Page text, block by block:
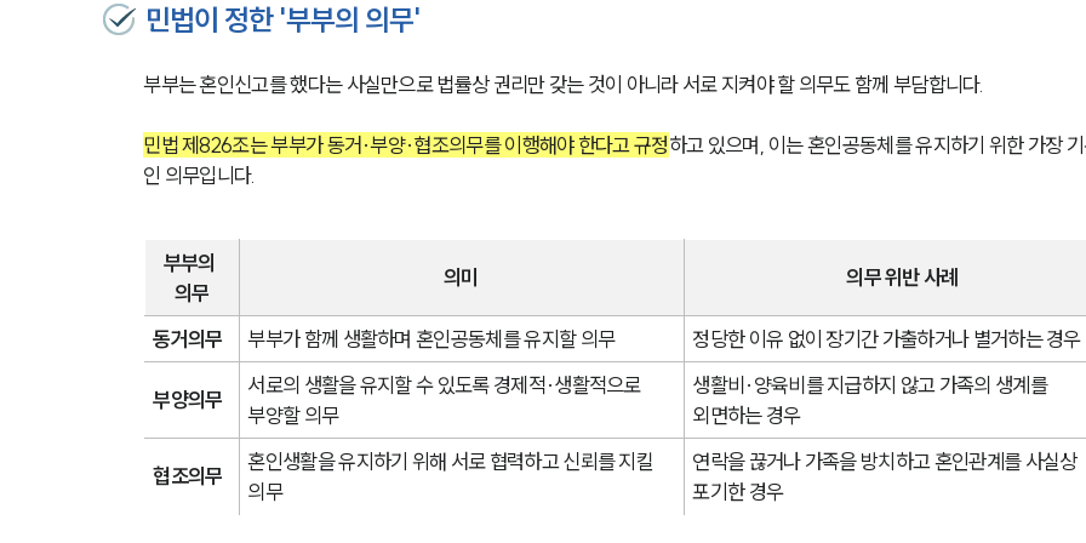
민법이 정한 '부부의 의무'
부부는 혼인신고를 했다는 사실만으로 법률상 권리만 갖는 것이 아니라 서로 지켜야 할 의무도 함께 부담합니다.
민법 제826조는 부부가 동거·부양·협조의무를 이행해야 한다고 규정하고 있으며, 이는 혼인공동체를 유지하기 위한 가장
인 의무입니다.
부부의
의무
의미 의무 위반 사례
동거의무 부부가 함께 생활하며 혼인공동체를 유지할 의무 정당한 이유 없이 장기간 가출하거나 별거하는 경우
부양의무
서로의 생활을 유지할 수 있도록 경제적·생활적으로
부양할 의무
생활비·양육비를 지급하지 않고 가족의 생계를
외면하는 경우
협조의무
혼인생활을 유지하기 위해 서로 협력하고 신뢰를 지킬
의무
연락을 끊거나 가족을 방치하고 혼인관계를 사실상
포기한 경우